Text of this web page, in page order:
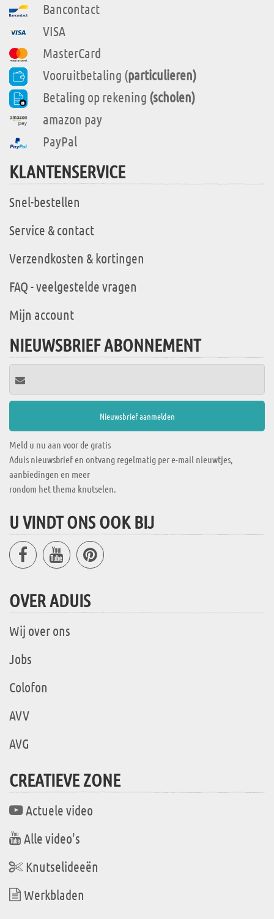
Bancontact
VISA
MasterCard
Vooruitbetaling (particulieren)
Betaling op rekening (scholen)
amazon pay
PayPal
KLANTENSERVICE
Snel-bestellen
Service & contact
Verzendkosten & kortingen
FAQ - veelgestelde vragen
Mijn account
NIEUWSBRIEF ABONNEMENT
Meld u nu aan voor de gratis
Aduis nieuwsbrief en ontvang regelmatig per e-mail nieuwtjes,
aanbiedingen en meer
rondom het thema knutselen.
U VINDT ONS OOK BIJ
OVER ADUIS
Wij over ons
Jobs
Colofon
AVV
AVG
CREATIEVE ZONE
Actuele video
Alle video's
Knutselideeën
Werkbladen